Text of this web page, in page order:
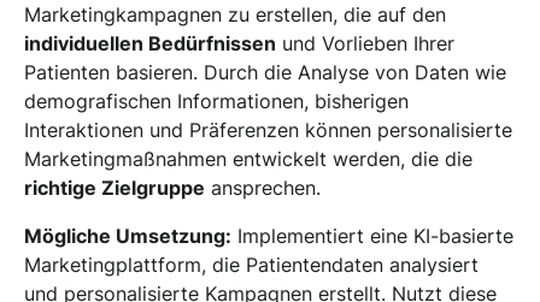
Marketingkampagnen zu erstellen, die auf den
individuellen Bedürfnissen und Vorlieben Ihrer
Patienten basieren. Durch die Analyse von Daten wie
demografischen Informationen, bisherigen
Interaktionen und Präferenzen können personalisierte
Marketingmaßnahmen entwickelt werden, die die
richtige Zielgruppe ansprechen.
Mögliche Umsetzung: Implementiert eine KI-basierte
Marketingplattform, die Patientendaten analysiert
und personalisierte Kampagnen erstellt. Nutzt diese